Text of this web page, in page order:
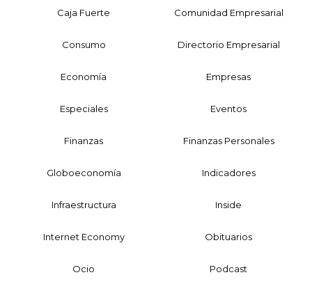
Caja Fuerte Comunidad Empresarial
Consumo Directorio Empresarial
Economía Empresas
Especiales Eventos
Finanzas Finanzas Personales
Globoeconomía Indicadores
Infraestructura Inside
Internet Economy Obituarios
Ocio Podcast